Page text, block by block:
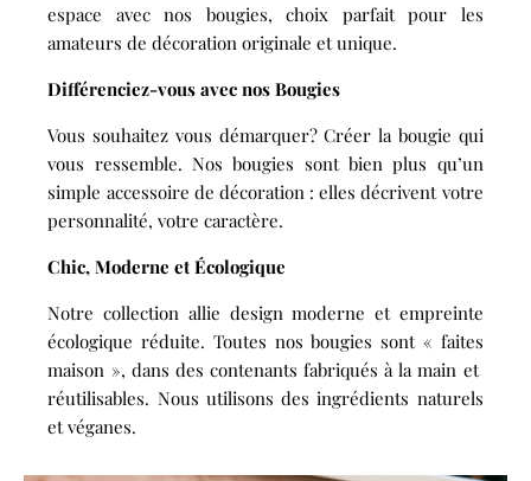
espace avec nos bougies, choix parfait pour les
amateurs de décoration originale et unique.
Différenciez-vous avec nos Bougies
Vous souhaitez vous démarquer? Créer la bougie qui
vous ressemble. Nos bougies sont bien plus qu’un
simple accessoire de décoration : elles décrivent votre
personnalité, votre caractère.
Chic, Moderne et Écologique
Notre collection allie design moderne et empreinte
écologique réduite. Toutes nos bougies sont « faites
maison », dans des contenants fabriqués à la main et
réutilisables. Nous utilisons des ingrédients naturels
et véganes.